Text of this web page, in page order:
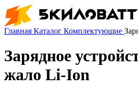
Главная Каталог Комплектующие
Зарядное
жало Li-Ion